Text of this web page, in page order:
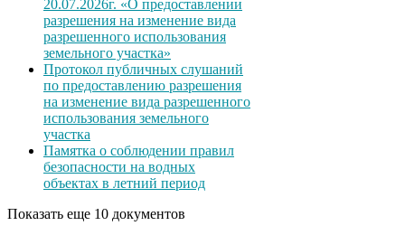
20.07.2026г. «О предоставлении
разрешения на изменение вида
разрешенного использования
земельного участка»
Протокол публичных слушаний
по предоставлению разрешения
на изменение вида разрешенного
использования земельного
участка
Памятка о соблюдении правил
безопасности на водных
объектах в летний период
Показать еще 10 документов